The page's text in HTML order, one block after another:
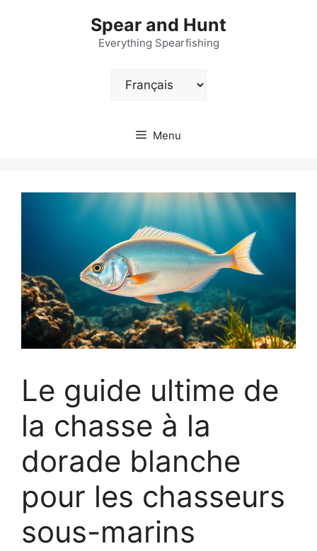
Spear and Hunt
Everything Spearfishing
Choisir
Menu
Le guide ultime de
la chasse à la
dorade blanche
pour les chasseurs
sous-marins